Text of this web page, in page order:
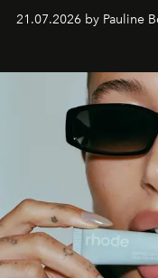
waarin
aan make-up.
21.07.2026 by Pauline